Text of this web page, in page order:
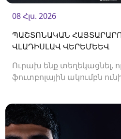
08 Հլս. 2026
ՊԱՇՏՈՆԱԿԱՆ
ՎԼԱԴԻՍԼԱՎ ՎԵՐԵՄԵԵՎ
Ուրախ ենք տեղեկացնել,
ֆուտբոլային ակումբն